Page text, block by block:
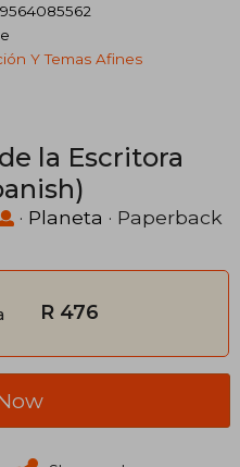
Y Temas Afines
la Escritora
· Planeta · Paperback
R 476